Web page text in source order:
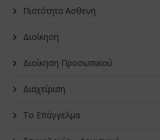
Πιστότητα Ασθενή
Διοίκηση
Διοίκηση Προσωπικού
Διαχείριση
Το Επάγγελμα